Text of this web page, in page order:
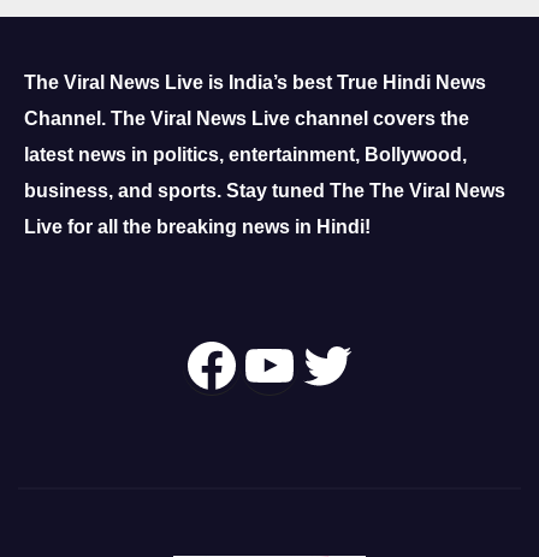
The Viral News Live is India’s best True Hindi News
Channel. The Viral News Live channel covers the
latest news in politics, entertainment, Bollywood,
business, and sports. Stay tuned The The Viral News
Live for all the breaking news in Hindi!
Follow Us OnYouTube
Twitter